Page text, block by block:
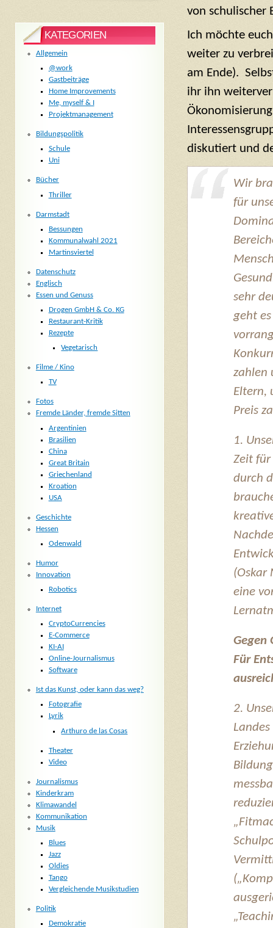
von schulischer
Ich möchte
weiter zu
am Ende).
ihr ihn
diskutiert und
Wir
für
sehr
geht
zahlen
Eltern,
Preis
1.
Zeit
durch
(Oskar
eine
Gegen
Für
2.
KATEGORIEN
Allgemein
@work
Gastbeiträge
Home Improvements
Me, myself & I
Projektmanagement
Bildungspolitik
Schule
Uni
Bücher
Thriller
Darmstadt
Bessungen
Kommunalwahl 2021
Martinsviertel
Datenschutz
Englisch
Essen und Genuss
Drogen GmbH & Co. KG
Restaurant-Kritik
Rezepte
Vegetarisch
Filme / Kino
TV
Fotos
Fremde Länder, fremde Sitten
Argentinien
Brasilien
China
Great Britain
Griechenland
Kroation
USA
Geschichte
Hessen
Odenwald
Humor
Innovation
Robotics
Internet
CryptoCurrencies
E-Commerce
KI-AI
Online-Journalismus
Software
Ist das Kunst, oder kann das weg?
Fotografie
Lyrik
Arthuro de las Cosas
Theater
Video
Journalismus
Kinderkram
Klimawandel
Kommunikation
Musik
Blues
Jazz
Oldies
Tango
Vergleichende Musikstudien
Politik
Demokratie